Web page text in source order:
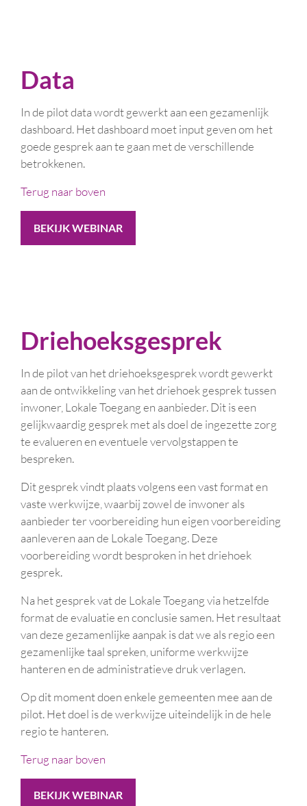
Data
In de pilot data wordt gewerkt aan een gezamenlijk
dashboard. Het dashboard moet input geven om het
goede gesprek aan te gaan met de verschillende
betrokkenen.
Terug naar boven
BEKIJK WEBINAR
Driehoeksgesprek
In de pilot van het driehoeksgesprek wordt gewerkt
aan de ontwikkeling van het driehoek gesprek tussen
inwoner, Lokale Toegang en aanbieder. Dit is een
gelijkwaardig gesprek met als doel de ingezette zorg
te evalueren en eventuele vervolgstappen te
bespreken.
Dit gesprek vindt plaats volgens een vast format en
vaste werkwijze, waarbij zowel de inwoner als
aanbieder ter voorbereiding hun eigen voorbereiding
aanleveren aan de Lokale Toegang. Deze
voorbereiding wordt besproken in het driehoek
gesprek.
Na het gesprek vat de Lokale Toegang via hetzelfde
format de evaluatie en conclusie samen. Het resultaat
van deze gezamenlijke aanpak is dat we als regio een
gezamenlijke taal spreken, uniforme werkwijze
hanteren en de administratieve druk verlagen.
Op dit moment doen enkele gemeenten mee aan de
pilot. Het doel is de werkwijze uiteindelijk in de hele
regio te hanteren.
Terug naar boven
BEKIJK WEBINAR